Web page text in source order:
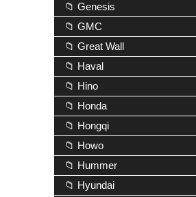
📁 Genesis
📁 GMC
📁 Great Wall
📁 Haval
📁 Hino
📁 Honda
📁 Hongqi
📁 Howo
📁 Hummer
📁 Hyundai